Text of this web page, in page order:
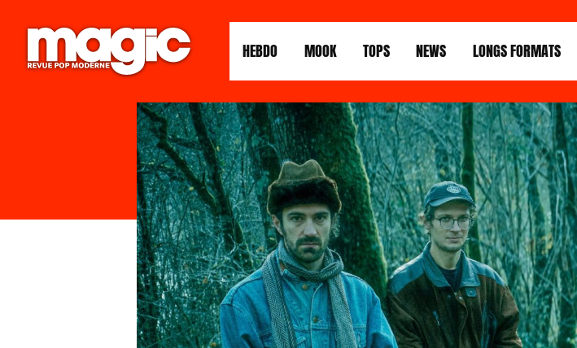
HEBDO MOOK TOPS NEWS LONGS FORMATS